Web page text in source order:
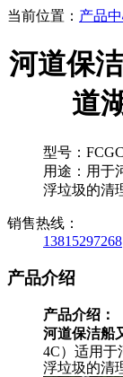
当前位置： 产品
河道保
道
型号：
用途：用于
浮垃圾的清
销售热线：
13815297268
产品介绍
产品介绍：
河道保洁船
4C）适用于
浮垃圾的清